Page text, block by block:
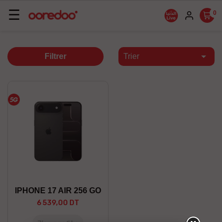
Basculer
☰ 0
Filtrer Trier 
IPHONE 17 AIR 256 GO
6 539,00 DT